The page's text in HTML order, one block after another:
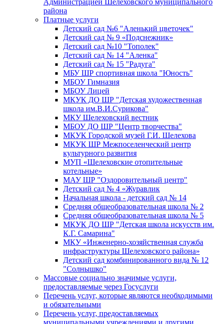
района
Платные услуги
Детский сад №6 "Аленький цветочек"
Детский сад № 9 «Подснежник»
Детский сад №10 "Тополек"
Детский сад № 14 "Аленка"
Детский сад № 15 "Радуга"
МБУ ШР спортивная школа "Юность"
МБОУ Гимназия
МБОУ Лицей
МКУК ДО ШР "Детская художественная
школа им.В.И.Сурикова"
МКУ Шелеховский вестник
МБОУ ДО ШР "Центр творчества"
МКУК Городской музей Г.И. Шелехова
МКУК ШР Межпоселенческий центр
культурного развития
МУП «Шелеховские отопительные
котельные»
МАУ ШР "Оздоровительный центр"
Детский сад № 4 «Журавлик
Начальная школа - детский сад № 14
Средняя общеобразовательная школа № 2
Средняя общеобразовательная школа № 5
МКУК ДО ШР "Детская школа искусств им.
К.Г. Самарина"
МКУ «Инженерно-хозяйственная служба
инфраструктуры Шелеховского района»
Детский сад комбинированного вида № 12
"Солнышко"
Массовые социально значимые услуги,
предоставляемые через Госуслуги
Перечень услуг, которые являются необходимыми
и обязательными
Перечень услуг, предоставляемых
муниципальными учреждениями и другими